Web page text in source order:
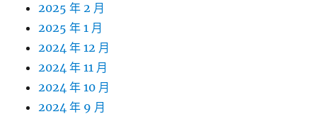
2025 年 2 月
2025 年 1 月
2024 年 12 月
2024 年 11 月
2024 年 10 月
2024 年 9 月